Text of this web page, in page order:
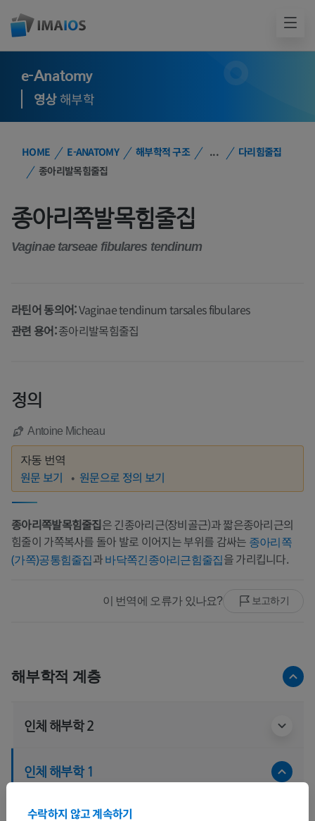
e-Anatomy
영상해부학
HOME E-ANATOMY 해부학적 구조 ...
다리힘줄집
종아리발목힘줄집
종아리쪽발목힘줄집
Vaginae tarseae fibulares tendinum
라틴어 동의어:Vaginae tendinum tarsales fibulares
관련 용어:종아리발목힘줄집
정의
Antoine Micheau
자동 번역
원문 보기 원문으로 정의 보기
종아리쪽발목힘줄집은 긴종아리근(장비골근)과 짧은종아리근의
힘줄이 가쪽복사를 돌아 발로 이어지는 부위를 감싸는 종아리쪽
(가쪽)공통힘줄집과바닥쪽긴종아리근힘줄집을 가리킵니다.
이 번역에 오류가 있나요? 보고하기
해부학적 계층
인체 해부학 2
인체 해부학 1
수락하지 않고 계속하기